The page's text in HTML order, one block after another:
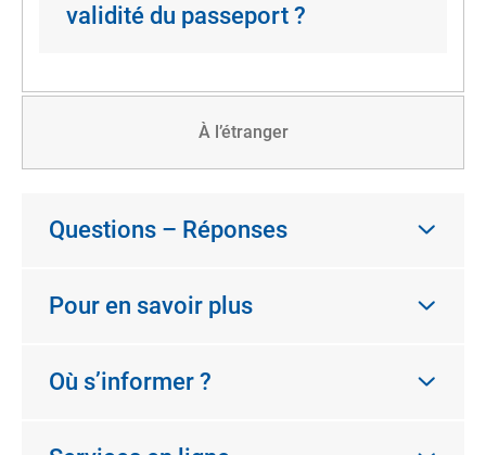
validité du passeport ?
À l’étranger
Questions – Réponses
Pour en savoir plus
Où s’informer ?